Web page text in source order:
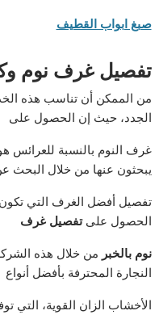
صبغ ابواب القطيف
تفصيل غرف نوم
من الممكن أن تناسب هذه
الجدد، حيث إن الحصول على
غرف النوم بالنسبة للعرائس
يبحثون عنها من خلال البحث
تفصيل أفضل الغرف التي
الحصول علىتفصيل غرف
نوم بالخبر من خلال هذه
النجارة المحترفة بأفضل أنواع
الأخشاب الزان القوية، التي